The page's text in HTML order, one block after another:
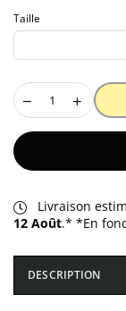
Taille
Livraison
12 Août.* *En
DESCRIPTION